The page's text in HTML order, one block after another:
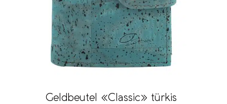
Geldbeutel «Classic» türkis